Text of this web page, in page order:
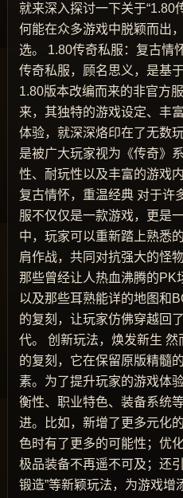
就来深入探讨一下关于“1.80
何能在众多游戏中脱颖而出
选。 1.80传奇私服：复古情
传奇私服，顾名思义，是基
1.80版本改编而来的非官方
来，其独特的游戏设定、丰
体验，就深深烙印在了无数
是被广大玩家视为《传奇》
性、耐玩性以及丰富的游戏
复古情怀，重温经典 对于许
服不仅仅是一款游戏，更是
中，玩家可以重新踏上熟悉
肩作战，共同对抗强大的怪
那些曾经让人热血沸腾的PK
以及那些耳熟能详的地图和
的复刻，让玩家仿佛穿越回
代。 创新玩法，焕发新生
的复刻，它在保留原版精髓
素。为了提升玩家的游戏体
衡性、职业特色、装备系统
进。比如，新增了更多元化
色时有了更多的可能性；优
极品装备不再遥不可及；还
锻造”等新颖玩法，为游戏增